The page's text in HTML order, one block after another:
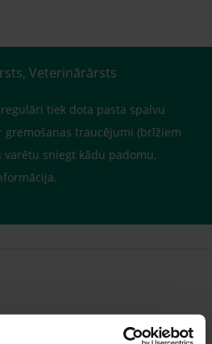
Veterinārārsts
tiek dota pasta spalvu
gremošanas traucējumi (brīžiem
varētu sniegt kādu padomu,